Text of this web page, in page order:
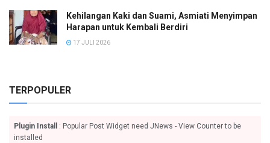
Kehilangan Kaki dan Suami, Asmiati Menyimpan
Harapan untuk Kembali Berdiri
17 JULI 2026
TERPOPULER
Plugin Install
: Popular Post Widget need JNews - View Counter to be
installed